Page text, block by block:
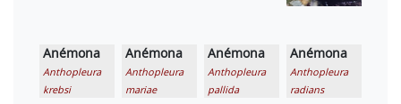
Anémona
Anthopleura
krebsi
Anémona
Anthopleura
mariae
Anémona
Anthopleura
pallida
Anémona
Anthopleura
radians